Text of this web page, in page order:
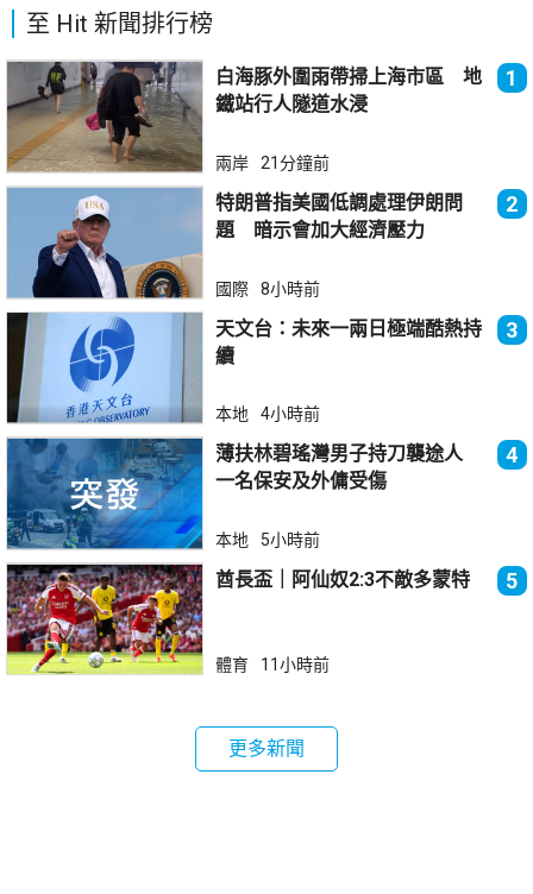
至 Hit 新聞排行榜
白海豚外圍雨帶掃上海市區 地
鐵站行人隧道水浸
1
兩岸 21分鐘前
特朗普指美國低調處理伊朗問
題 暗示會加大經濟壓力
2
國際 8小時前
天文台：未來一兩日極端酷熱持
續
3
本地 4小時前
薄扶林碧瑤灣男子持刀襲途人
一名保安及外傭受傷
4
本地 5小時前
酋長盃｜阿仙奴2:3不敵多蒙特 5
體育 11小時前
更多新聞